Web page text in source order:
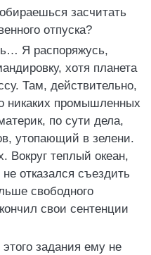
засчитать
отпуска?
Я распоряжусь,
хотя планета
Там, действительно,
никаких промышленных
по сути дела,
утопающий в зелени.
Вокруг теплый океан,
отказался съездить
свободного
свои сентенции
задания ему не